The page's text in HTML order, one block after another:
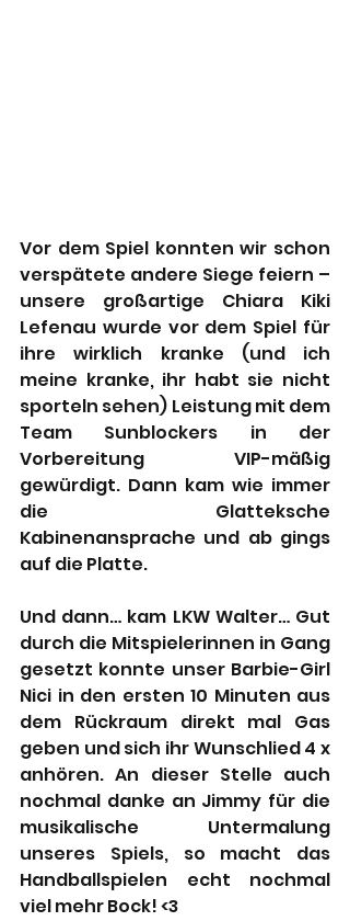
Vor dem Spiel konnten wir schon
verspätete andere Siege feiern –
unsere großartige Chiara Kiki
Lefenau wurde vor dem Spiel für
ihre wirklich kranke (und ich
meine kranke, ihr habt sie nicht
sporteln sehen) Leistung mit dem
Team Sunblockers in der
Vorbereitung VIP-mäßig
gewürdigt. Dann kam wie immer
die Glatteksche
Kabinenansprache und ab gings
auf die Platte.
Und dann… kam LKW Walter… Gut
durch die Mitspielerinnen in Gang
gesetzt konnte unser Barbie-Girl
Nici in den ersten 10 Minuten aus
dem Rückraum direkt mal Gas
geben und sich ihr Wunschlied 4 x
anhören. An dieser Stelle auch
nochmal danke an Jimmy für die
musikalische Untermalung
unseres Spiels, so macht das
Handballspielen echt nochmal
viel mehr Bock! <3